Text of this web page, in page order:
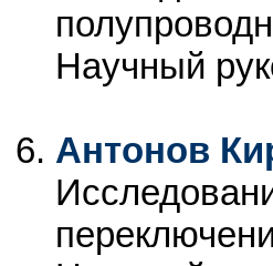
Научный
Антонов